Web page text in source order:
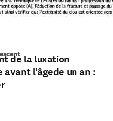
de la luxation
avant l'âgede un an :